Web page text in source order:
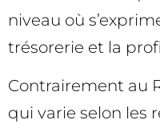
niveau où
trésorerie et la
Contrairement au
qui varie selon les